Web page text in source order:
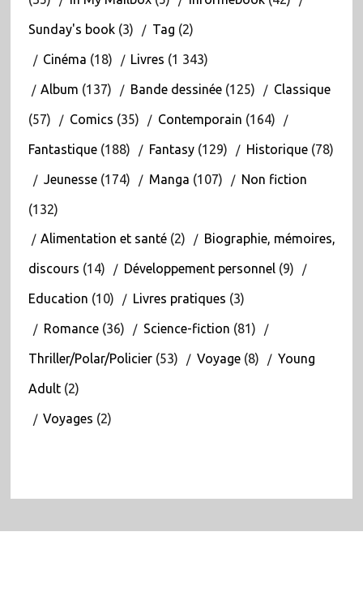
Sunday's book(3) Tag (2)
Cinéma (18) Livres (1 343)
Album (137) Bande dessinée(125) Classique
(57) Comics (35) Contemporain (164)
Fantastique(188) Fantasy(129) Historique(78)
Jeunesse(174) Manga (107) Non fiction
(132)
Alimentation et santé(2) Biographie, mémoires,
discours (14) Développement personnel(9)
Education (10) Livres pratiques (3)
Romance(36) Science-fiction (81)
Thriller/Polar/Policier(53) Voyage(8) Young
Adult(2)
Voyages (2)